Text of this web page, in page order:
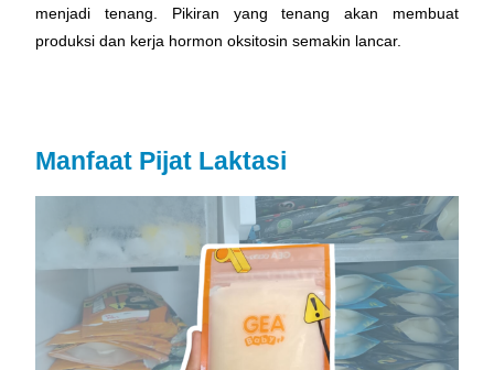
menjadi tenang. Pikiran yang tenang akan membuat
produksi dan kerja hormon oksitosin semakin lancar.
Manfaat Pijat Laktasi